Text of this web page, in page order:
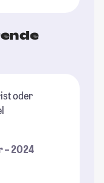
oder
– 2024